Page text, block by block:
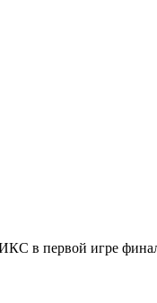
в первой игре